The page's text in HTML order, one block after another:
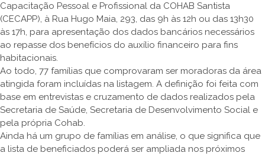
Capacitação Pessoal e Profissional da COHAB Santista
(CECAPP), à Rua Hugo Maia, 293, das 9h às 12h ou das 13h30
às 17h, para apresentação dos dados bancários necessários
ao repasse dos benefícios do auxílio financeiro para fins
habitacionais.
Ao todo, 77 famílias que comprovaram ser moradoras da área
atingida foram incluídas na listagem. A definição foi feita com
base em entrevistas e cruzamento de dados realizados pela
Secretaria de Saúde, Secretaria de Desenvolvimento Social e
pela própria Cohab.
Ainda há um grupo de famílias em análise, o que significa que
a lista de beneficiados poderá ser ampliada nos próximos